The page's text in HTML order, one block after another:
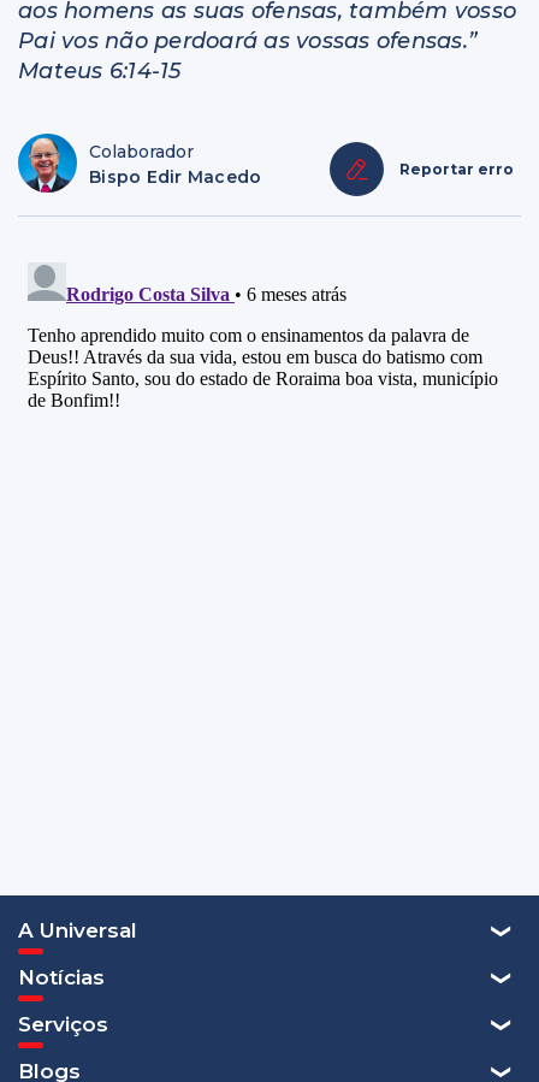
aos homens as suas ofensas, também vosso
Pai vos não perdoará as vossas ofensas.”
Mateus 6:14-15
Colaborador
Bispo Edir Macedo
Reportar erro
A Universal
Notícias
Serviços
Blogs